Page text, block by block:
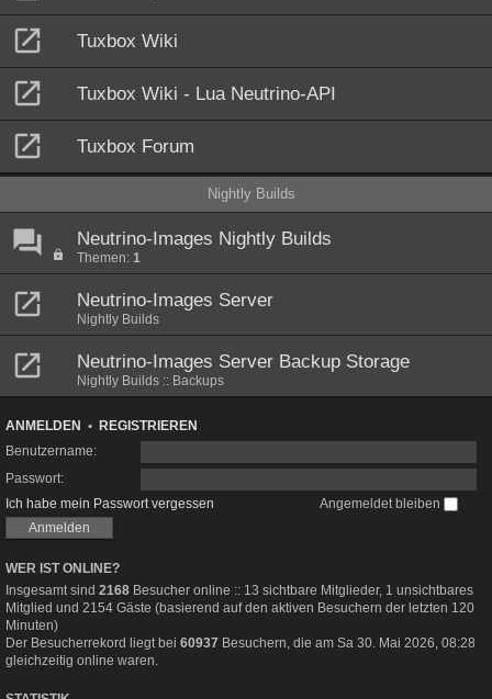
Tuxbox Wiki
Tuxbox Wiki - Lua Neutrino-API
Tuxbox Forum
Nightly Builds
Neutrino-Images Nightly Builds
Themen: 1
Neutrino-Images Server
Nightly Builds
Neutrino-Images Server Backup Storage
Nightly Builds :: Backups
ANMELDEN • REGISTRIEREN
Benutzername:
Passwort:
Ich habe mein Passwort vergessen
Angemeldet bleiben
WER IST ONLINE?
Insgesamt sind 2168 Besucher online :: 13 sichtbare Mitglieder, 1 unsichtbares
Mitglied und 2154 Gäste (basierend auf den aktiven Besuchern der letzten 120
Minuten)
Der Besucherrekord liegt bei 60937 Besuchern, die am Sa 30. Mai 2026, 08:28
gleichzeitig online waren.